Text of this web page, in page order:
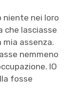
niente nei loro
che lasciasse
assenza.
nemmeno
IO
fosse